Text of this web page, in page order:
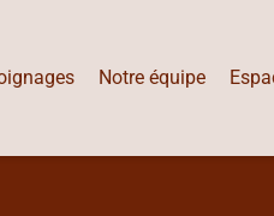
Notre équipe